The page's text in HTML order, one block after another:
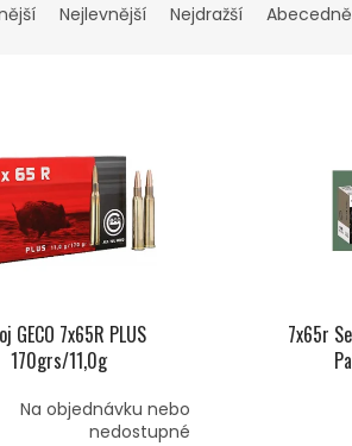
Nejlevnější Nejdražší Abecedně
GECO 7x65R PLUS
170grs/11,0g
Na objednávku nebo
nedostupné
7x65r